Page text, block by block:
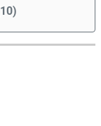
10)